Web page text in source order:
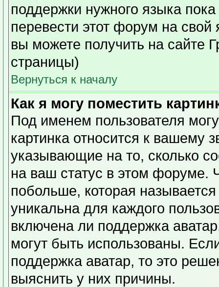
поддержки нужного языка
перевести этот форум на
вы можете получить на сайте
страницы)
Вернуться к началу
Как я могу поместить
Под именем пользователя
картинка относится к вашему
указывающие на то, сколько
на ваш статус в этом форуме.
побольше, которая
уникальна для каждого
включена ли поддержка
могут быть использованы.
поддержка аватар, то это
выяснить у них причины.